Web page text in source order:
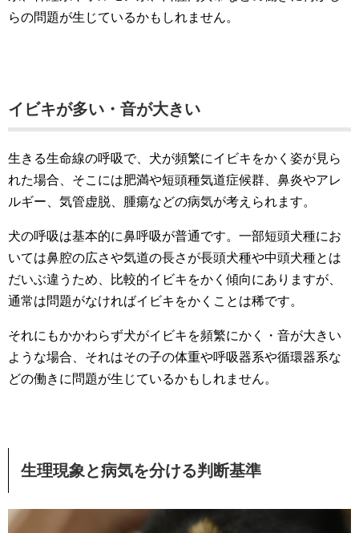
らの問題が生じているかもしれません。
イビキが多い・音が大きい
生きる生命線の呼吸で、犬が頻繁にイビキをかく姿が見ら
れた場合、そこには肥満や短頭種気道症候群、鼻炎やアレ
ルギー、気管虚脱、腫瘍などの病気が考えられます。
犬の呼吸は基本的に鼻呼吸が普通です。一部短頭犬種にお
いては鼻腔の広さや気道の長さが長頭犬種や中頭犬種とは
だいぶ違うため、比較的イビキをかく傾向にありますが、
通常は問題がなければイビキをかくことは稀です。
それにもかかわらず犬がイビキを頻繁にかく・音が大きい
ような場合、それはその子の体重や呼吸器系や循環器系な
どの働きに問題が生じているかもしれません。
生理現象と病気を分ける判断基準